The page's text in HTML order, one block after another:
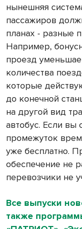
нынешняя
пассажиров
планах - разные
Например,
проезд
количества
которые
до конечной
на другой вид
автобус. Если вы
промежуток
уже бесплатно.
обеспечение не
перевозчики не
Все выпуски
также